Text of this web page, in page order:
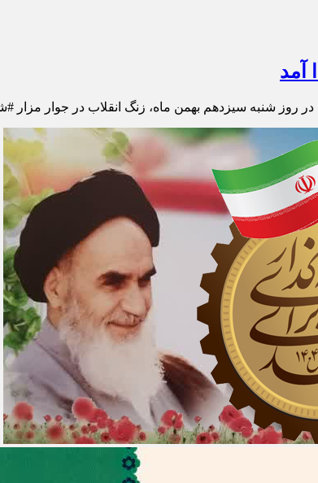
آمد
شنبه سیزدهم بهمن ماه، زنگ انقلاب در جوار مزار